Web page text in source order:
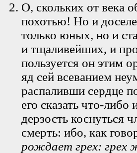
О, скольких от века
похотью! Но и доселе
только юных, но и
и тщаливейших, и
пользуется он этим
яд сей всеванием
распаливши сердце
его сказать что-
дерзость коснуться
смерть: ибо, как
рождает грех: грех